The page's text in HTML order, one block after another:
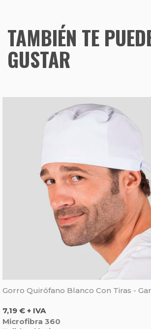
TAMBIÉN TE
GUSTAR
Gorro Quirófano Blanco Con Tiras -
Precio
7,19 € + IVA
Microfibra 360